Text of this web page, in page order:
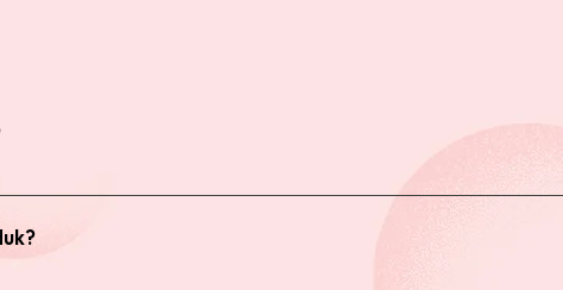
Non Member. Anda bisa melakukan transaksi pada halaman Produk